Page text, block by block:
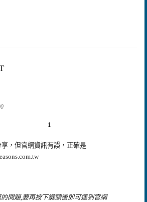
示:
1
享，但官網資訊有誤，正確是
問題,要再按下鍵頭後即可連到官網